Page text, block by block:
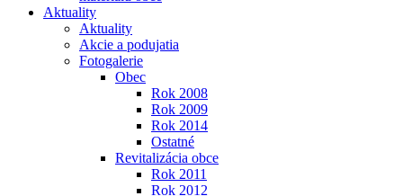
Aktuality
Aktuality
Akcie a podujatia
Fotogalerie
Obec
Rok 2008
Rok 2009
Rok 2014
Ostatné
Revitalizácia obce
Rok 2011
Rok 2012